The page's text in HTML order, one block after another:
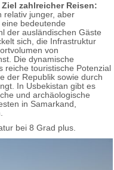
zahlreicher Reisen:
relativ junger, aber
bedeutende
der ausländischen Gäste
sich, die Infrastruktur
von
Die dynamische
reiche touristische Potenzial
der Republik sowie durch
In Usbekistan gibt es
und archäologische
in Samarkand,
bei 8 Grad plus.